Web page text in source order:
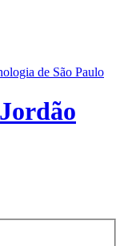
de São Paulo